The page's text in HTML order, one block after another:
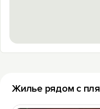
Жилье рядом с